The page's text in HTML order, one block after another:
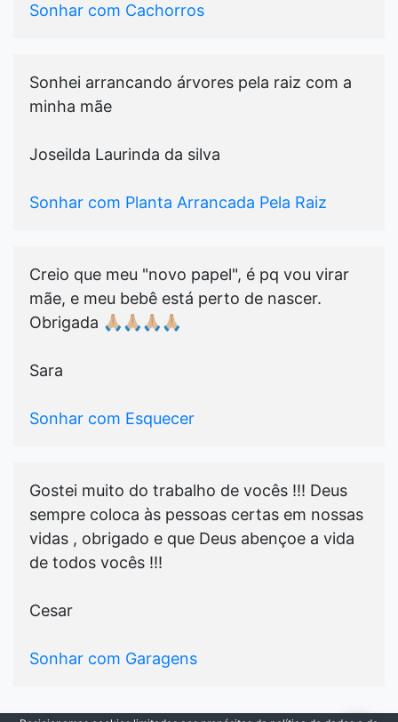
Sonhar com Cachorros
Sonhei arrancando árvores pela raiz com a
minha mãe
Joseilda Laurinda da silva
Sonhar com Planta Arrancada Pela Raiz
Creio que meu "novo papel", é pq vou virar
mãe, e meu bebê está perto de nascer.
Obrigada 🙏🏼🙏🏼🙏🏼🙏🏼
Sara
Sonhar com Esquecer
Gostei muito do trabalho de vocês !!! Deus
sempre coloca às pessoas certas em nossas
vidas , obrigado e que Deus abençoe a vida
de todos vocês !!!
Cesar
Sonhar com Garagens